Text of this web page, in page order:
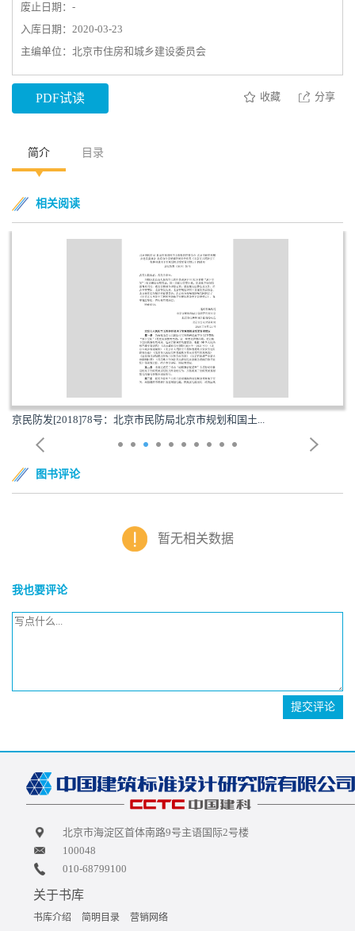
废止日期：-
入库日期：2020-03-23
主编单位：北京市住房和城乡建设委员会
PDF试读 收藏 分享
简介 目录
相关阅读
京民防发[2018]78号：北京市民防局北京市规划和国土...
图书评论
暂无相关数据
我也要评论
提交评论
北京市海淀区首体南路9号主语国际2号楼
100048
010-68799100
关于书库
书库介绍 简明目录 营销网络